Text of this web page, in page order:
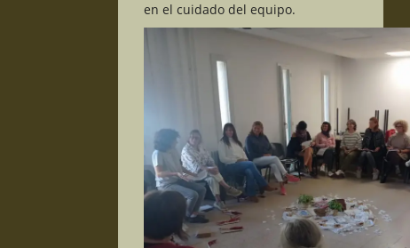
en el cuidado del equipo.